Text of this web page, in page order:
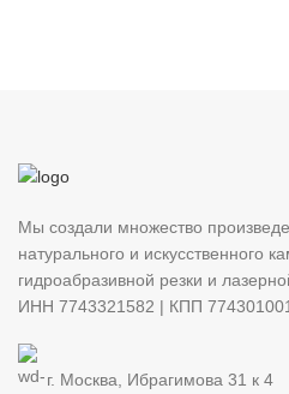
Мы создали множество
натурального и искусственного
гидроабразивной резки и
ИНН 7743321582 | КПП 774301001
г. Москва, Ибрагимова 31 к 4